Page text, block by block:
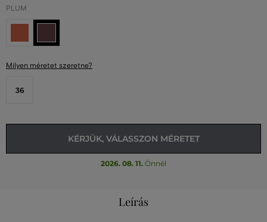
PLUM
Milyen méretet szeretne?
36
KÉRJÜK, VÁLASSZON MÉRETET
2026. 08. 11. Önnél
Leírás